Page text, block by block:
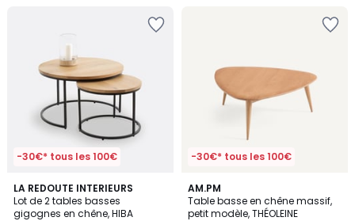
-30€* tous les 100€
LA REDOUTE INTERIEURS
Lot de 2 tables basses
gigognes en chêne, HIBA
4,7
/ 5
-30€* tous les 100€
AM.PM
Table basse en chêne massif,
petit modèle, THÉOLEINE
5
/
5